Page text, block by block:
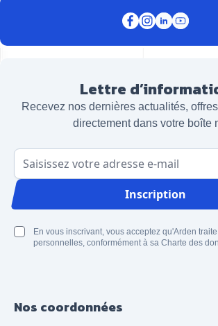
Lettre
Recevez nos dernières actualités,
directement dans votre boîte
Adresse email
Inscription
En vous inscrivant, vous acceptez qu'Arden
personnelles, conformément à sa Charte des
Nos coordonnées